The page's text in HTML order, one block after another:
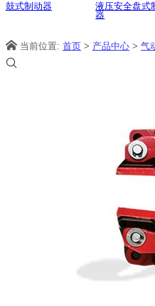
鼓式制动器
液压安全盘式
器
当前位置: 首页 > 产品中心 > 气